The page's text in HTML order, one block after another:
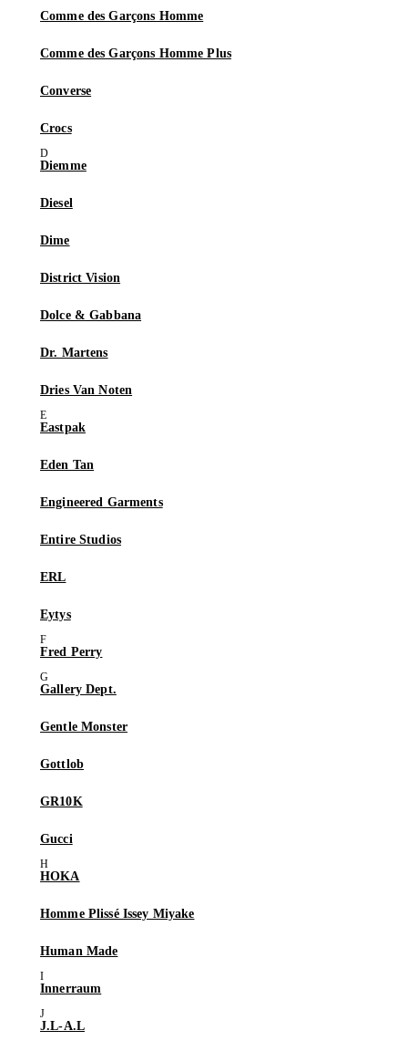
Comme des Garçons Homme
Comme des Garçons Homme Plus
Converse
Crocs
Diemme
Diesel
Dime
District Vision
Dolce & Gabbana
Dr. Martens
Dries Van Noten
Eastpak
Eden Tan
Engineered Garments
Entire Studios
ERL
Eytys
Fred Perry
Gallery Dept.
Gentle Monster
Gottlob
GR10K
Gucci
HOKA
Homme Plissé Issey Miyake
Human Made
Innerraum
J.L-A.L